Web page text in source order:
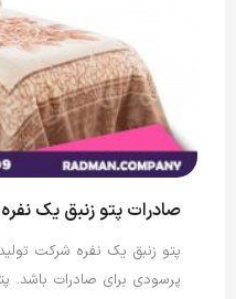
صادرات پتو زنبق یک
پتو زنبق یک نفره شرکت
پرسودی برای صادرات باشد.